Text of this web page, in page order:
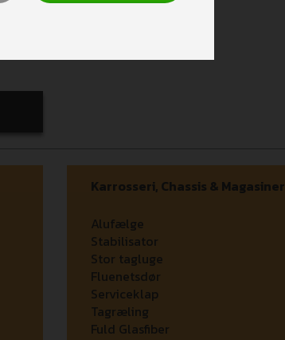
Karrosseri, Chassis & Magasiner
Alufælge
Stabilisator
Stor tagluge
Fluenetsdør
Serviceklap
Tagræling
Fuld Glasfiber